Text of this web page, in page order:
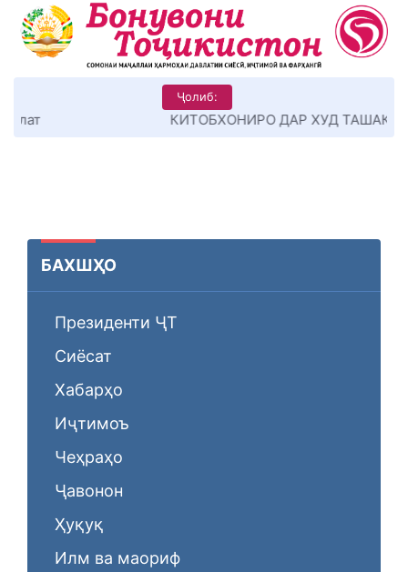
Ҷолиб:
КИТОБХОНИРО ДАР ХУД ТАШАККУЛ ДИҲЕМ
БАХШҲО
Президенти ҶТ
Сиёсат
Хабарҳо
Иҷтимоъ
Чеҳраҳо
Ҷавонон
Ҳуқуқ
Илм ва маориф